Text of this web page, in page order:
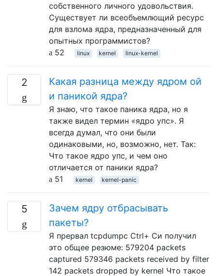
собственного личного удовольствия.
Существует ли всеобъемлющий ресурс
для взлома ядра, предназначенный для
опытных программистов?
52
linux kernel linux-kernel
2
Какая разница между ядром ой
и паникой ядра?
Я знаю, что такое паника ядра, но я
также видел термин «ядро упс». Я
всегда думал, что они были
одинаковыми, но, возможно, нет. Так:
Что такое ядро ​​упс, и чем оно
отличается от паники ядра?
51
kernel kernel-panic
5
Зачем ядру отбрасывать
пакеты?
Я прервал tcpdumpс Ctrl+ Cи получил
это общее резюме: 579204 packets
captured 579346 packets received by filter
142 packets dropped by kernel Что такое